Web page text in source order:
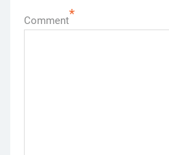
Comment*